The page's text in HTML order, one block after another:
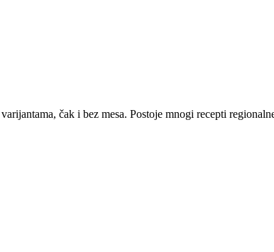
čak i bez mesa. Postoje mnogi recepti